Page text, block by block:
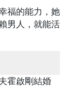
福的能力，她
男人，就能活
霍啟剛結婚